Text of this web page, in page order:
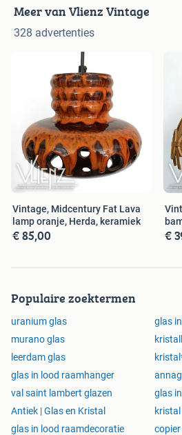
Meer van Vlienz Vintage
328 advertenties
Vintage, Midcentury Fat Lava
lamp oranje, Herda, keramiek
€ 85,00 €
Populaire zoektermen
uranium glas
glas
murano glas
leerdam glas
glas in lood raamhanger
val saint lambert glazen
glas
Antiek | Glas en Kristal
glas in lood raamdecoratie